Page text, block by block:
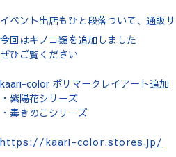
イベント出店もひと段落ついて、通販
今回はキノコ類を追加しました
ぜひご覧ください
kaari-color ポリマークレイアート追加
・紫陽花シリーズ
・毒きのこシリーズ
https://kaari-color.stores.jp/